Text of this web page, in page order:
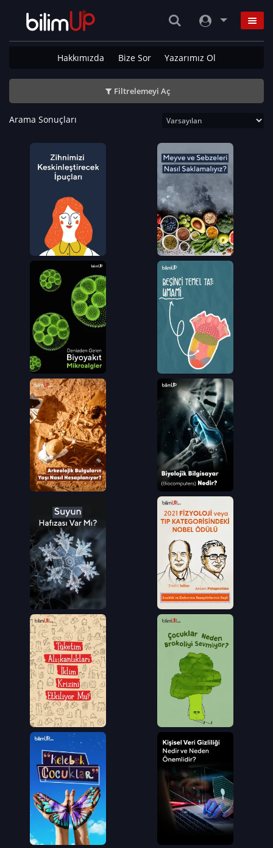
Hakkımızda Bize Sor Yazarımız Ol
Filtrelemeyi Aç
Arama Sonuçları